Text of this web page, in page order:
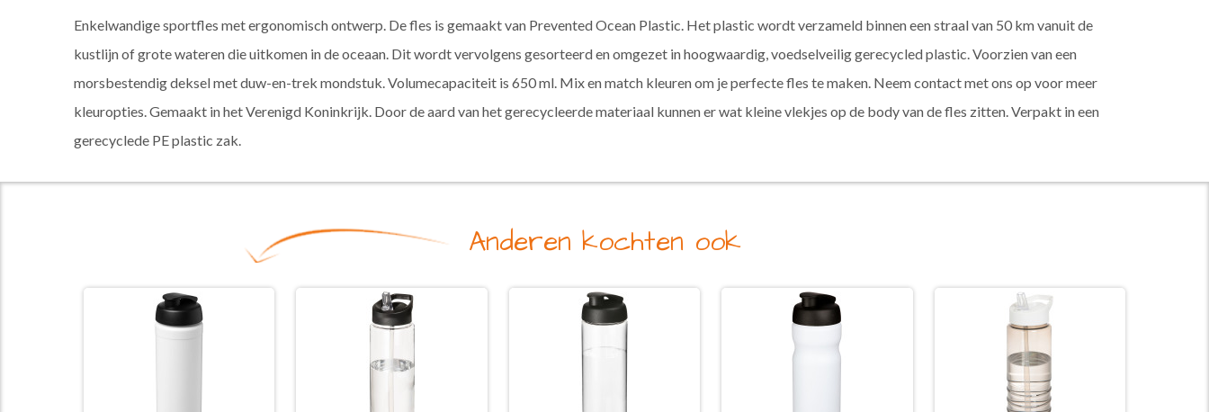
Enkelwandige sportfles met ergonomisch ontwerp. De fles is gemaakt van Prevented Ocean Plastic. Het plastic wordt verzameld binnen een straal van 50 km vanuit de
kustlijn of grote wateren die uitkomen in de oceaan. Dit wordt vervolgens gesorteerd en omgezet in hoogwaardig, voedselveilig gerecycled plastic. Voorzien van een
morsbestendig deksel met duw-en-trek mondstuk. Volumecapaciteit is 650 ml. Mix en match kleuren om je perfecte fles te maken. Neem contact met ons op voor meer
kleuropties. Gemaakt in het Verenigd Koninkrijk. Door de aard van het gerecycleerde materiaal kunnen er wat kleine vlekjes op de body van de fles zitten. Verpakt in een
gerecyclede PE plastic zak.
Anderen kochten ook